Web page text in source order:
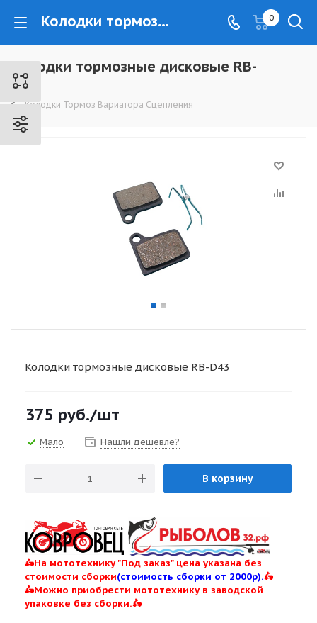
Колодки тормозные дисковые RB-D43 - www.kovrovec.ru 0
Колодки тормозные дисковые RB-
D43
Колодки Тормоз Вариатора Сцепления
Колодки тормозные дисковые RB-D43
375 руб./шт
Мало Нашли дешевле?
В корзину
🛵На мототехнику "Под заказ" цена указана без
стоимости сборки(стоимость сборки от 2000р).🛵
🛵Можно приобрести мототехнику в заводской
упаковке без сборки.🛵